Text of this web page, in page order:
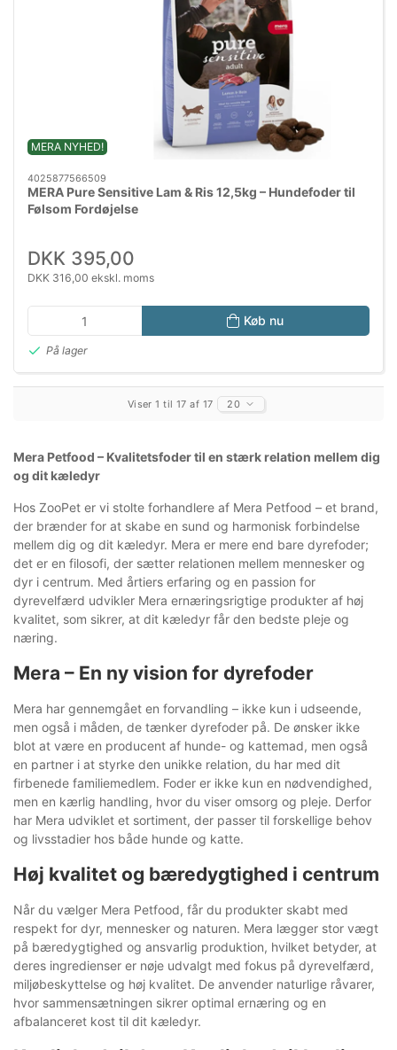
MERA NYHED!
4025877566509
MERA Pure Sensitive Lam & Ris 12,5kg – Hundefoder til
Følsom Fordøjelse
DKK 395,00
DKK 316,00 ekskl. moms
Køb nu
På lager
Viser 1 til 17 af 17 20
Mera Petfood – Kvalitetsfoder til en stærk relation mellem dig
og dit kæledyr
Hos ZooPet er vi stolte forhandlere af Mera Petfood – et brand,
der brænder for at skabe en sund og harmonisk forbindelse
mellem dig og dit kæledyr. Mera er mere end bare dyrefoder;
det er en filosofi, der sætter relationen mellem mennesker og
dyr i centrum. Med årtiers erfaring og en passion for
dyrevelfærd udvikler Mera ernæringsrigtige produkter af høj
kvalitet, som sikrer, at dit kæledyr får den bedste pleje og
næring.
Mera – En ny vision for dyrefoder
Mera har gennemgået en forvandling – ikke kun i udseende,
men også i måden, de tænker dyrefoder på. De ønsker ikke
blot at være en producent af hunde- og kattemad, men også
en partner i at styrke den unikke relation, du har med dit
firbenede familiemedlem. Foder er ikke kun en nødvendighed,
men en kærlig handling, hvor du viser omsorg og pleje. Derfor
har Mera udviklet et sortiment, der passer til forskellige behov
og livsstadier hos både hunde og katte.
Høj kvalitet og bæredygtighed i centrum
Når du vælger Mera Petfood, får du produkter skabt med
respekt for dyr, mennesker og naturen. Mera lægger stor vægt
på bæredygtighed og ansvarlig produktion, hvilket betyder, at
deres ingredienser er nøje udvalgt med fokus på dyrevelfærd,
miljøbeskyttelse og høj kvalitet. De anvender naturlige råvarer,
hvor sammensætningen sikrer optimal ernæring og en
afbalanceret kost til dit kæledyr.